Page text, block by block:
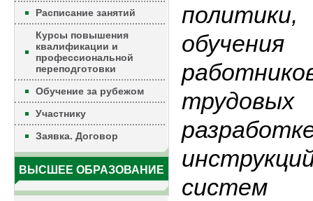
Расписание занятий
Курсы повышения
квалификации и
профессиональной
переподготовки
Обучение за рубежом
Участнику
Заявка. Договор
ВЫСШЕЕ ОБРАЗОВАНИЕ
систем